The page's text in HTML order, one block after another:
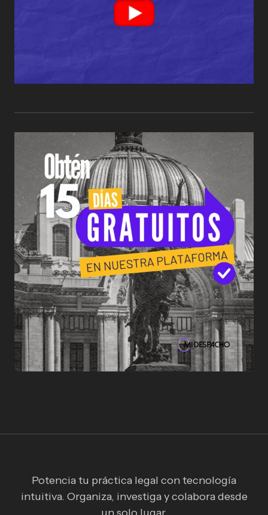
Potencia tu práctica legal con tecnología
intuitiva. Organiza, investiga y colabora desde